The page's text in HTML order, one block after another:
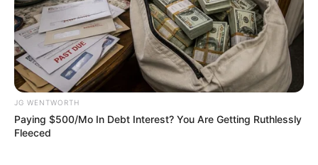
Top 10 Pop Divas (She's Not Number 1)
BRAINBERRIES
JG WENTWORTH
Paying $500/Mo In Debt Interest? You Are Getting Ruthlessly
Fleeced